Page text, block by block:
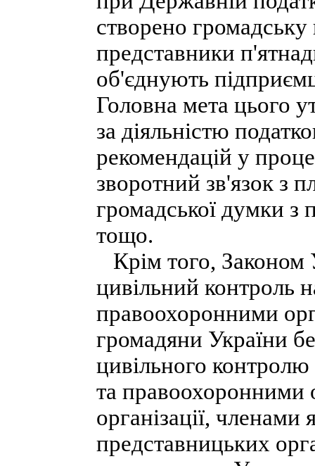
створено
представники
об'єднують
Головна мета цього
за діяльністю
рекомендацій у
зворотний зв'язок з
громадської думки з
тощо.
Крім того, Законом
цивільний контроль
правоохоронними
громадяни України
цивільного
та правоохоронними
організації, членами
представницьких